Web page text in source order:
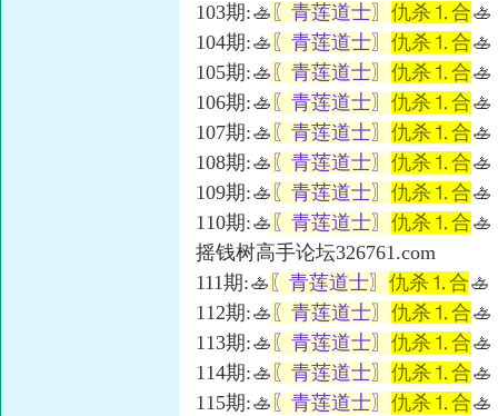
103期:🚣 〖青莲道士〗 仇杀⒈合🚣
104期:🚣 〖青莲道士〗 仇杀⒈合🚣
105期:🚣 〖青莲道士〗 仇杀⒈合🚣
106期:🚣 〖青莲道士〗 仇杀⒈合🚣
107期:🚣 〖青莲道士〗 仇杀⒈合🚣
108期:🚣 〖青莲道士〗 仇杀⒈合🚣
109期:🚣 〖青莲道士〗 仇杀⒈合🚣
110期:🚣 〖青莲道士〗 仇杀⒈合🚣
摇钱树高手论坛326761.com
111期:🚣 〖青莲道士〗 仇杀⒈合🚣
112期:🚣 〖青莲道士〗 仇杀⒈合🚣
113期:🚣 〖青莲道士〗 仇杀⒈合🚣
114期:🚣 〖青莲道士〗 仇杀⒈合🚣
115期:🚣 〖青莲道士〗 仇杀⒈合🚣